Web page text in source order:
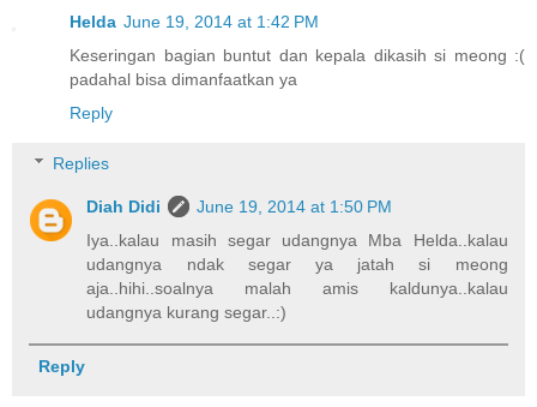
Helda June 19, 2014 at 1:42 PM
Keseringan bagian buntut dan kepala dikasih si meong :(
padahal bisa dimanfaatkan ya
Reply
Replies
Diah Didi
June 19, 2014 at 1:50 PM
Iya..kalau masih segar udangnya Mba Helda..kalau
udangnya ndak segar ya jatah si meong
aja..hihi..soalnya malah amis kaldunya..kalau
udangnya kurang segar..:)
Reply